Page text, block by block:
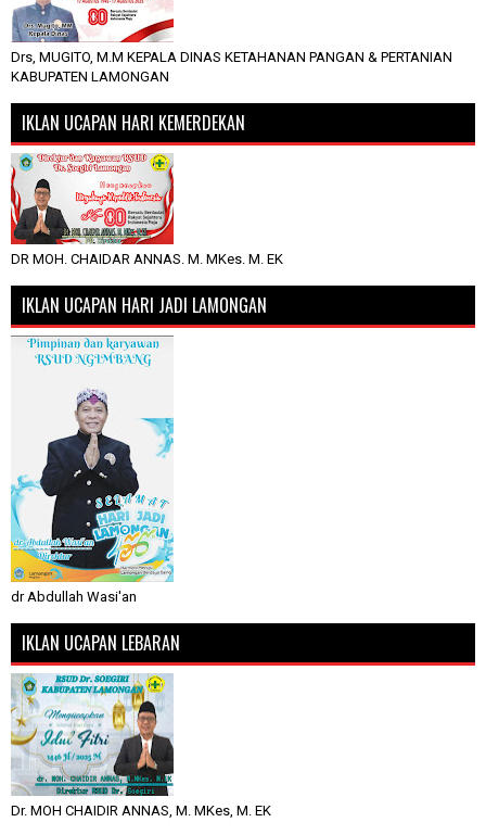
Drs, MUGITO, M.M KEPALA DINAS KETAHANAN PANGAN & PERTANIAN
KABUPATEN LAMONGAN
IKLAN UCAPAN HARI KEMERDEKAN
DR MOH. CHAIDAR ANNAS. M. MKes. M. EK
IKLAN UCAPAN HARI JADI LAMONGAN
dr Abdullah Wasi'an
IKLAN UCAPAN LEBARAN
Dr. MOH CHAIDIR ANNAS, M. MKes, M. EK